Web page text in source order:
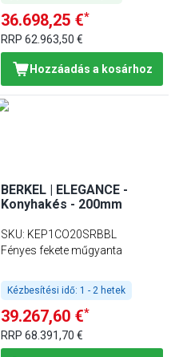
36.698,25 €*
RRP62.963,50 €
Hozzáadás a kosárhoz
BERKEL | ELEGANCE -
Konyhakés - 200mm
SKU: KEP1CO20SRBBL
Fényes fekete műgyanta
Kézbesítési idő: 1 - 2 hetek
39.267,60 €*
RRP68.391,70 €